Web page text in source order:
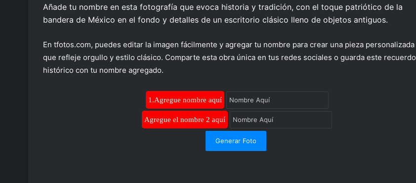
Añade tu nombre en esta fotografía que evoca historia y tradición, con el toque patriótico de la
bandera de México en el fondo y detalles de un escritorio clásico lleno de objetos antiguos.
En tfotos.com, puedes editar la imagen fácilmente y agregar tu nombre para crear una pieza personalizada
que refleje orgullo y estilo clásico. Comparte esta obra única en tus redes sociales o guarda este recuerdo
histórico con tu nombre agregado.
1.Agregue nombre aquí
Agregue el nombre 2 aquí
Generar Foto